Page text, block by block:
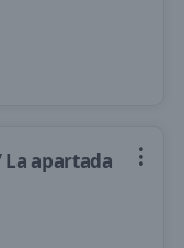
apartada